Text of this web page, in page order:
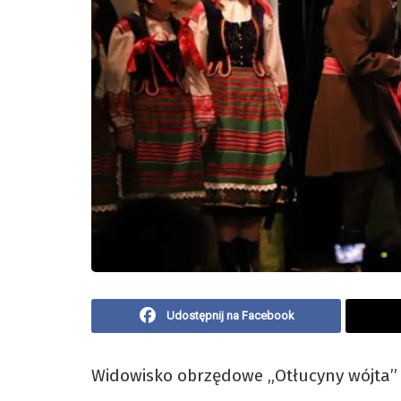
Udostępnij na Facebook
Widowisko obrzędowe „Otłucyny